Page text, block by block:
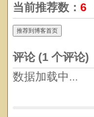
当前推荐数： 6
推荐到博客首页
评论 (1 个评论)
数据加载中...